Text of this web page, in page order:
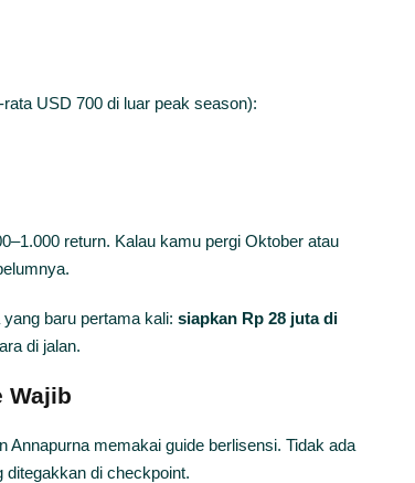
USD 700 di luar peak season):
return. Kalau kamu pergi Oktober atau
baru pertama kali: siapkan Rp 28 juta di
di jalan.
Wajib
memakai guide berlisensi. Tidak ada
ditegakkan di checkpoint.